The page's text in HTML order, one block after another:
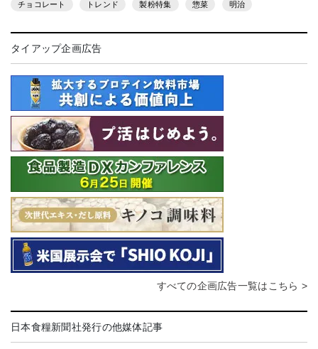
チョコレート トレンド 製粉特集 惣菜 明治
タイアップ企画広告
すべての企画広告一覧はこちら >
日本食糧新聞社発行の他媒体記事